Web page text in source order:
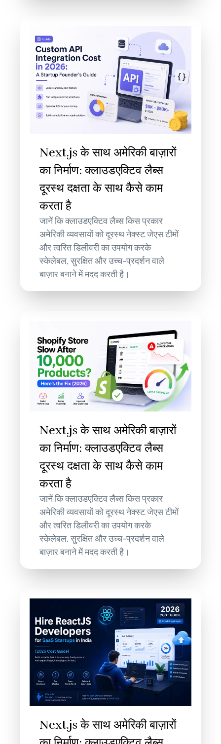
Next.js के साथ अमेरिकी बाज़ारों
का निर्माण: क्लाउडएक्टिव लैब्स
दूरस्थ दक्षता के साथ कैसे काम
करता है
जानें कि क्लाउडएक्टिव लैब्स किस प्रकार
अमेरिकी व्यवसायों को दूरस्थ नेक्स्ट.जेएस टीमों
और त्वरित डिलीवरी का उपयोग करके
स्केलेबल, सुरक्षित और उच्च-प्रदर्शन वाले
बाज़ार बनाने में मदद करती है।
Next.js के साथ अमेरिकी बाज़ारों
का निर्माण: क्लाउडएक्टिव लैब्स
दूरस्थ दक्षता के साथ कैसे काम
करता है
जानें कि क्लाउडएक्टिव लैब्स किस प्रकार
अमेरिकी व्यवसायों को दूरस्थ नेक्स्ट.जेएस टीमों
और त्वरित डिलीवरी का उपयोग करके
स्केलेबल, सुरक्षित और उच्च-प्रदर्शन वाले
बाज़ार बनाने में मदद करती है।
Next.js के साथ अमेरिकी बाज़ारों